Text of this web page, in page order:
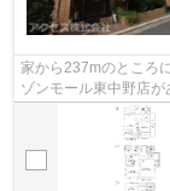
家から237mのところ
ゾンモール東中野店が
物件です。高ニーズな